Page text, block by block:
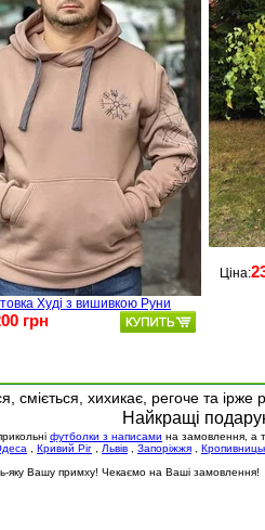
Худі з вишивкою Руни
грн
Ціна:
сміється, хихикає, регоче та
Найкращі
футболки з написами на замовлення, а
Кривий Ріг Львів Запоріжжя
яку Вашу примху! Чекаємо на Ваші замовлення!